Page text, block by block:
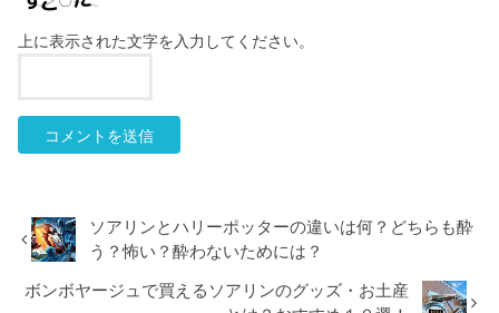
上に表示された文字を入力してください。
ソアリンとハリーポッターの違いは何？どちらも酔
う？怖い？酔わないためには？
ボンボヤージュで買えるソアリンのグッズ・お土産